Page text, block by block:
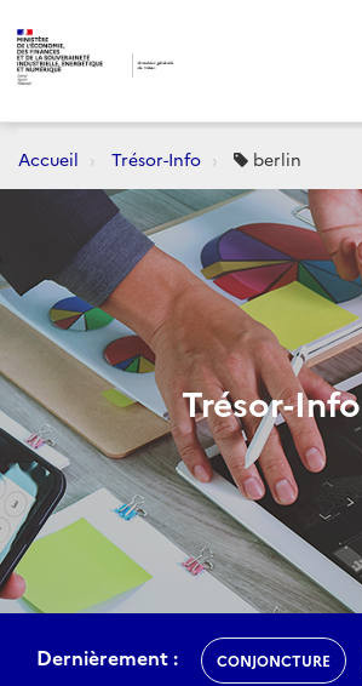
Accueil Trésor-Info berlin
Trésor-Info
Dernièrement : CONJONCTURE